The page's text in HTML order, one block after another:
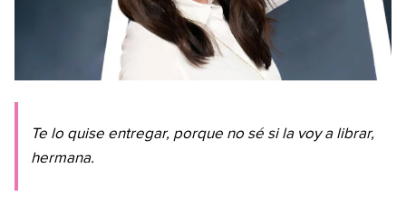
Te lo quise entregar, porque no sé si la voy a librar,
hermana.